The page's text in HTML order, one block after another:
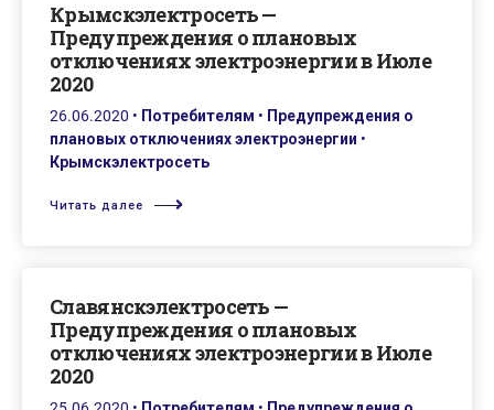
Крымскэлектросеть —
Предупреждения о плановых
отключениях электроэнергии в Июле
2020
26.06.2020 • Потребителям • Предупреждения о
плановых отключениях электроэнергии •
Крымскэлектросеть
Читать далее
Славянскэлектросеть —
Предупреждения о плановых
отключениях электроэнергии в Июле
2020